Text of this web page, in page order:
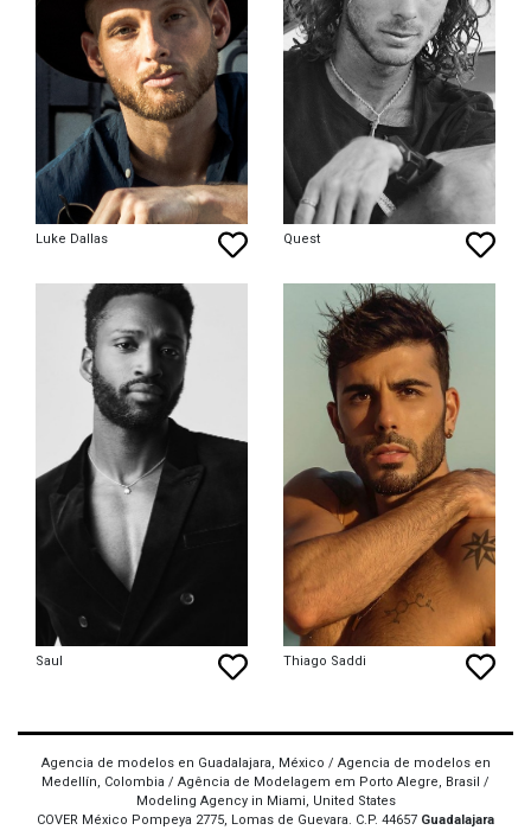
Luke Dallas Quest
Saul Thiago Saddi
Agencia de modelos en Guadalajara, México / Agencia de modelos en
Medellín, Colombia / Agência de Modelagem em Porto Alegre, Brasil /
Modeling Agency in Miami, United States
COVER México Pompeya 2775, Lomas de Guevara. C.P. 44657 Guadalajara